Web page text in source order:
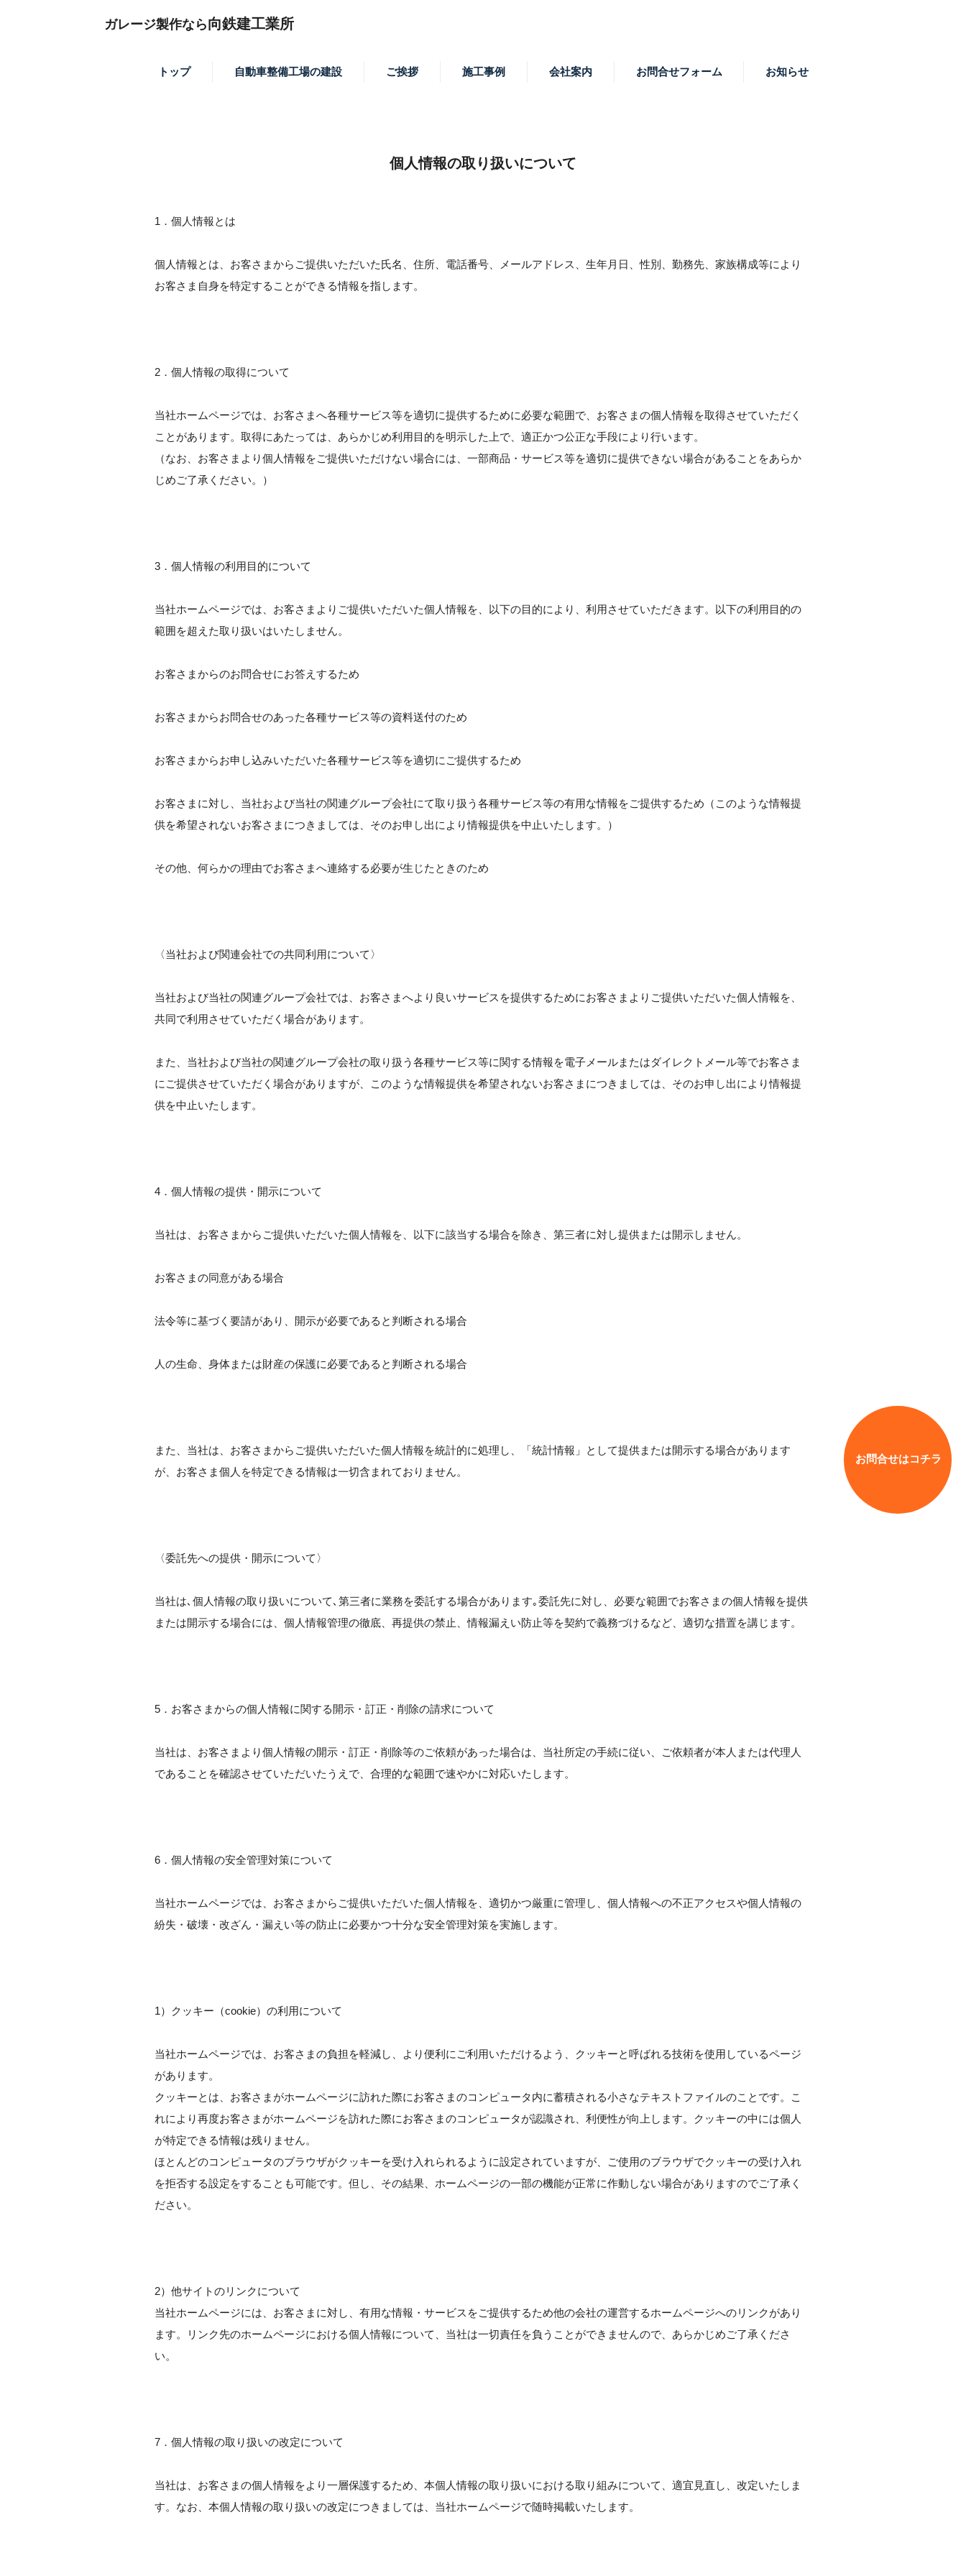
ガレージ製作なら向鉄建工業所
トップ 自動車整備工場の建設 ご挨拶 施工事例 会社案内 お問合せフォーム お知らせ
お問合せはコチラ
個人情報の取り扱いについて
1．個人情報とは
個人情報とは、お客さまからご提供いただいた氏名、住所、電話番号、メールアドレス、生年月日、性別、勤務先、家族構成等により
お客さま自身を特定することができる情報を指します。
2．個人情報の取得について
当社ホームページでは、お客さまへ各種サービス等を適切に提供するために必要な範囲で、お客さまの個人情報を取得させていただく
ことがあります。取得にあたっては、あらかじめ利用目的を明示した上で、適正かつ公正な手段により行います。
（なお、お客さまより個人情報をご提供いただけない場合には、一部商品・サービス等を適切に提供できない場合があることをあらか
じめご了承ください。）
3．個人情報の利用目的について
当社ホームページでは、お客さまよりご提供いただいた個人情報を、以下の目的により、利用させていただきます。以下の利用目的の
範囲を超えた取り扱いはいたしません。
お客さまからのお問合せにお答えするため
お客さまからお問合せのあった各種サービス等の資料送付のため
お客さまからお申し込みいただいた各種サービス等を適切にご提供するため
お客さまに対し、当社および当社の関連グループ会社にて取り扱う各種サービス等の有用な情報をご提供するため（このような情報提
供を希望されないお客さまにつきましては、そのお申し出により情報提供を中止いたします。）
その他、何らかの理由でお客さまへ連絡する必要が生じたときのため
〈当社および関連会社での共同利用について〉
当社および当社の関連グループ会社では、お客さまへより良いサービスを提供するためにお客さまよりご提供いただいた個人情報を、
共同で利用させていただく場合があります。
また、当社および当社の関連グループ会社の取り扱う各種サービス等に関する情報を電子メールまたはダイレクトメール等でお客さま
にご提供させていただく場合がありますが、このような情報提供を希望されないお客さまにつきましては、そのお申し出により情報提
供を中止いたします。
4．個人情報の提供・開示について
当社は、お客さまからご提供いただいた個人情報を、以下に該当する場合を除き、第三者に対し提供または開示しません。
お客さまの同意がある場合
法令等に基づく要請があり、開示が必要であると判断される場合
人の生命、身体または財産の保護に必要であると判断される場合
また、当社は、お客さまからご提供いただいた個人情報を統計的に処理し、「統計情報」として提供または開示する場合があります
が、お客さま個人を特定できる情報は一切含まれておりません。
〈委託先への提供・開示について〉
当社は､個人情報の取り扱いについて､第三者に業務を委託する場合があります｡委託先に対し、必要な範囲でお客さまの個人情報を提供
または開示する場合には、個人情報管理の徹底、再提供の禁止、情報漏えい防止等を契約で義務づけるなど、適切な措置を講じます。
5．お客さまからの個人情報に関する開示・訂正・削除の請求について
当社は、お客さまより個人情報の開示・訂正・削除等のご依頼があった場合は、当社所定の手続に従い、ご依頼者が本人または代理人
であることを確認させていただいたうえで、合理的な範囲で速やかに対応いたします。
6．個人情報の安全管理対策について
当社ホームページでは、お客さまからご提供いただいた個人情報を、適切かつ厳重に管理し、個人情報への不正アクセスや個人情報の
紛失・破壊・改ざん・漏えい等の防止に必要かつ十分な安全管理対策を実施します。
1）クッキー（cookie）の利用について
当社ホームページでは、お客さまの負担を軽減し、より便利にご利用いただけるよう、クッキーと呼ばれる技術を使用しているページ
があります。
クッキーとは、お客さまがホームページに訪れた際にお客さまのコンピュータ内に蓄積される小さなテキストファイルのことです。こ
れにより再度お客さまがホームページを訪れた際にお客さまのコンピュータが認識され、利便性が向上します。クッキーの中には個人
が特定できる情報は残りません。
ほとんどのコンピュータのブラウザがクッキーを受け入れられるように設定されていますが、ご使用のブラウザでクッキーの受け入れ
を拒否する設定をすることも可能です。但し、その結果、ホームページの一部の機能が正常に作動しない場合がありますのでご了承く
ださい。
2）他サイトのリンクについて
当社ホームページには、お客さまに対し、有用な情報・サービスをご提供するため他の会社の運営するホームページへのリンクがあり
ます。リンク先のホームページにおける個人情報について、当社は一切責任を負うことができませんので、あらかじめご了承くださ
い。
7．個人情報の取り扱いの改定について
当社は、お客さまの個人情報をより一層保護するため、本個人情報の取り扱いにおける取り組みについて、適宜見直し、改定いたしま
す。なお、本個人情報の取り扱いの改定につきましては、当社ホームページで随時掲載いたします。